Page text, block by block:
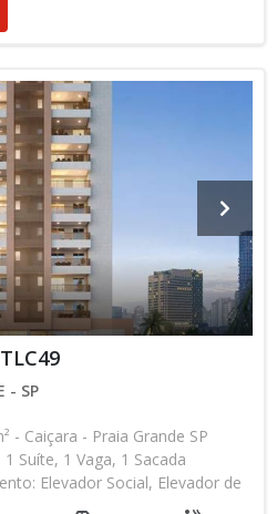
- SP
- Caiçara - Praia Grande SP
Suíte, 1 Vaga, 1 Sacada
Elevador Social, Elevador de
24h, Água Individual, Home